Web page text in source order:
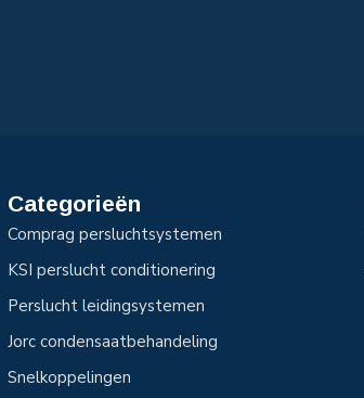
Categorieën
Comprag persluchtsystemen
KSI perslucht conditionering
Perslucht leidingsystemen
Jorc condensaatbehandeling
Snelkoppelingen